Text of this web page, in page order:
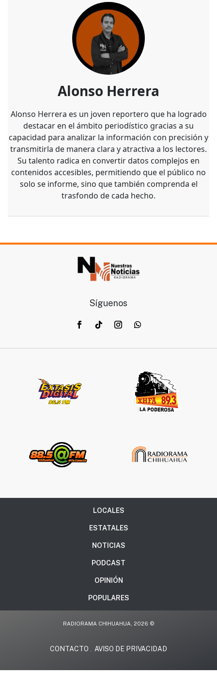
Alonso Herrera
Alonso Herrera es un joven reportero que ha logrado
destacar en el ámbito periodístico gracias a su
capacidad para analizar la información con precisión y
transmitirla de manera clara y atractiva a los lectores.
Su talento radica en convertir datos complejos en
contenidos accesibles, permitiendo que el público no
solo se informe, sino que también comprenda el
trasfondo de cada hecho.
Síguenos
LOCALES
ESTATALES
NOTICIAS
PODCAST
OPINIÓN
POPULARES
RADIORAMA CHIHUAHUA, 2026 ©
CONTACTO AVISO DE PRIVACIDAD